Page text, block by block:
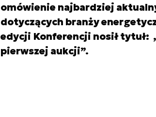
omówienie najbardziej
dotyczących branży
edycji Konferencji nosił tytuł:
pierwszej aukcji”.